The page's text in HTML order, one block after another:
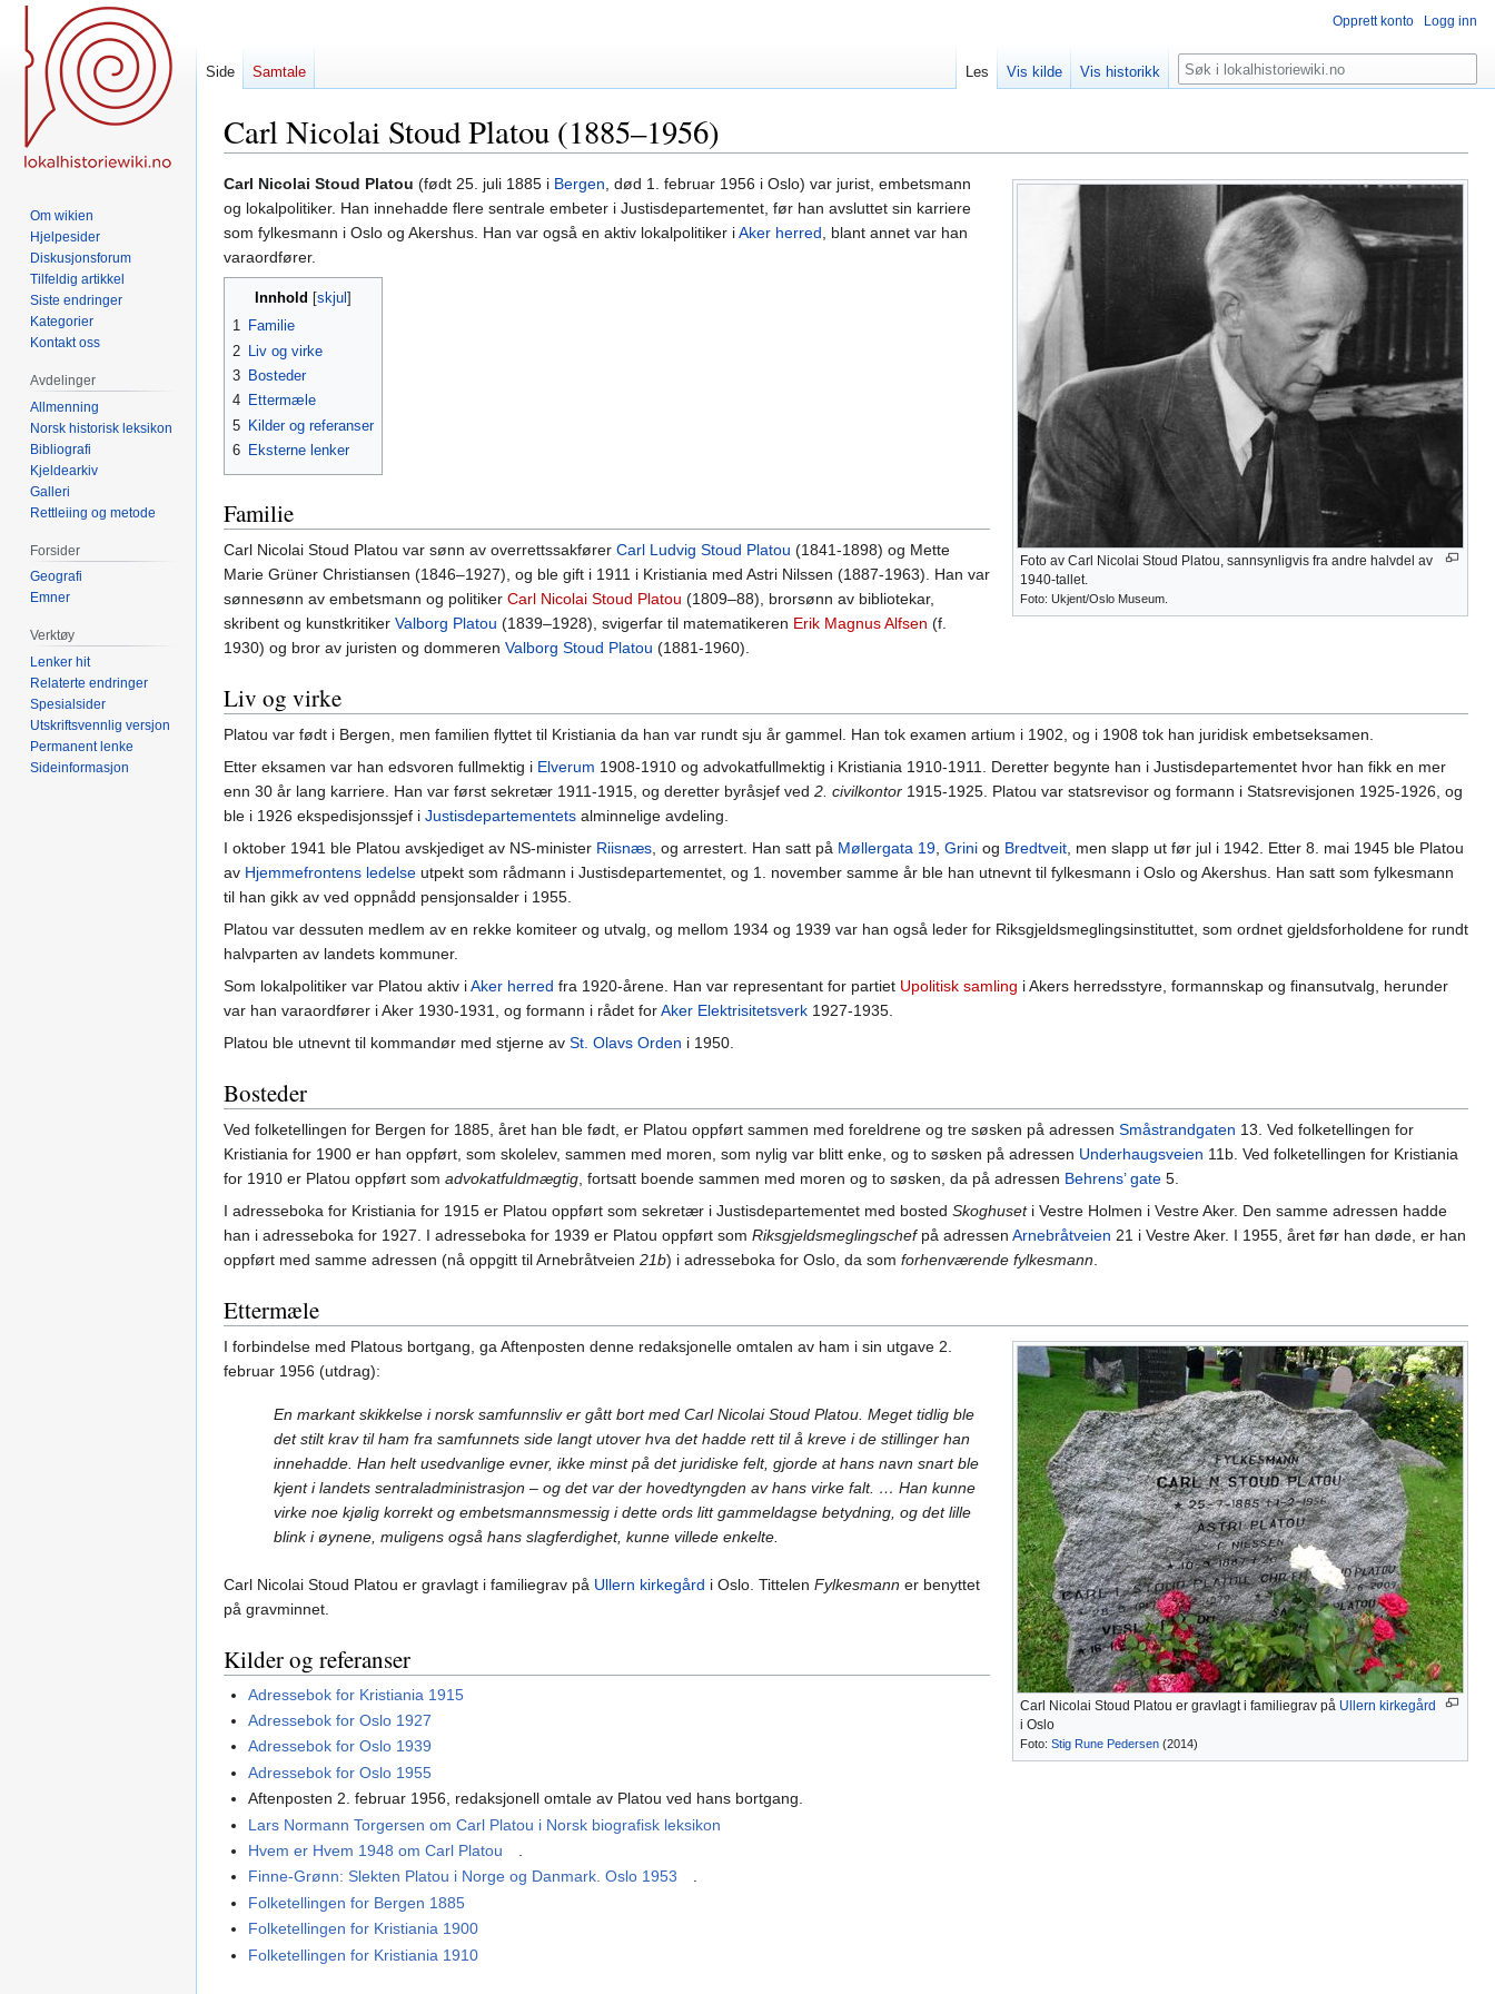
Carl Nicolai Stoud Platou (1885–1956)
Hopp
til
navigering
Hopp
til
søk
Foto av Carl Nicolai Stoud Platou, sannsynligvis fra andre halvdel av
1940-tallet.
Foto: Ukjent/Oslo Museum.
Carl Nicolai Stoud Platou (født 25. juli 1885 i Bergen, død 1. februar 1956 i Oslo) var jurist, embetsmann
og lokalpolitiker. Han innehadde flere sentrale embeter i Justisdepartementet, før han avsluttet sin karriere
som fylkesmann i Oslo og Akershus. Han var også en aktiv lokalpolitiker iAker herred, blant annet var han
varaordfører.
Innhold
1 Familie
2
Liv og virke
3 Bosteder
4 Ettermæle
5 Kilder og referanser
6 Eksterne lenker
Familie
Carl Nicolai Stoud Platou var sønn av overrettssakfører Carl Ludvig Stoud Platou (1841-1898) og Mette
Marie Grüner Christiansen (1846–1927), og ble gift i 1911 i Kristiania med Astri Nilssen (1887-1963). Han var
sønnesønn av embetsmann og politiker Carl Nicolai Stoud Platou (1809–88), brorsønn av bibliotekar,
skribent og kunstkritiker Valborg Platou (1839–1928), svigerfar til matematikeren Erik Magnus Alfsen (f.
1930) og bror av juristen og dommeren Valborg Stoud Platou (1881-1960).
Liv og virke
Platou var født i Bergen, men familien flyttet til Kristiania da han var rundt sju år gammel. Han tok examen artium i 1902, og i 1908 tok han juridisk embetseksamen.
Etter eksamen var han edsvoren fullmektig i Elverum 1908-1910 og advokatfullmektig i Kristiania 1910-1911. Deretter begynte han i Justisdepartementet hvor han fikk en mer
enn 30 år lang karriere. Han var først sekretær 1911-1915, og deretter byråsjef ved 2. civilkontor 1915-1925. Platou var statsrevisor og formann i Statsrevisjonen 1925-1926, og
ble i 1926 ekspedisjonssjef i Justisdepartementets alminnelige avdeling.
I oktober 1941 ble Platou avskjediget av NS-minister Riisnæs, og arrestert. Han satt på Møllergata 19, Grini og Bredtveit, men slapp ut før jul i 1942. Etter 8. mai 1945 ble Platou
av Hjemmefrontens ledelse utpekt som rådmann i Justisdepartementet, og 1. november samme år ble han utnevnt til fylkesmann i Oslo og Akershus. Han satt som fylkesmann
til han gikk av ved oppnådd pensjonsalder i 1955.
Platou var dessuten medlem av en rekke komiteer og utvalg, og mellom 1934 og 1939 var han også leder for Riksgjeldsmeglingsinstituttet, som ordnet gjeldsforholdene for rundt
halvparten av landets kommuner.
Som lokalpolitiker var Platou aktiv iAker herred fra 1920-årene. Han var representant for partiet Upolitisk samling i Akers herredsstyre, formannskap og finansutvalg, herunder
var han varaordfører i Aker 1930-1931, og formann i rådet forAker Elektrisitetsverk 1927-1935.
Platou ble utnevnt til kommandør med stjerne av St. Olavs Orden i 1950.
Bosteder
Ved folketellingen for Bergen for 1885, året han ble født, er Platou oppført sammen med foreldrene og tre søsken på adressen Småstrandgaten 13. Ved folketellingen for
Kristiania for 1900 er han oppført, som skolelev, sammen med moren, som nylig var blitt enke, og to søsken på adressen Underhaugsveien 11b. Ved folketellingen for Kristiania
for 1910 er Platou oppført som advokatfuldmægtig, fortsatt boende sammen med moren og to søsken, da på adressen Behrens’ gate 5.
I adresseboka for Kristiania for 1915 er Platou oppført som sekretær i Justisdepartementet med bosted Skoghuseti Vestre Holmen i Vestre Aker. Den samme adressen hadde
han i adresseboka for 1927. I adresseboka for 1939 er Platou oppført som Riksgjeldsmeglingschefpå adressen Arnebråtveien 21 i Vestre Aker. I 1955, året før han døde, er han
oppført med samme adressen (nå oppgitt til Arnebråtveien 21b) i adresseboka for Oslo, da som forhenværende fylkesmann.
Ettermæle
Carl Nicolai Stoud Platou er gravlagt i familiegrav på Ullern kirkegård
i Oslo
Foto: Stig Rune Pedersen (2014)
I forbindelse med Platous bortgang, ga Aftenposten denne redaksjonelle omtalen av ham i sin utgave 2.
februar 1956 (utdrag):
En markant skikkelse i norsk samfunnsliv er gått bort med Carl Nicolai Stoud Platou. Meget tidlig ble
det stilt krav til ham fra samfunnets side langt utover hva det hadde rett til å kreve i de stillinger han
innehadde. Han helt usedvanlige evner, ikke minst på det juridiske felt, gjorde at hans navn snart ble
kjent i landets sentraladministrasjon – og det var der hovedtyngden av hans virke falt. … Han kunne
virke noe kjølig korrekt og embetsmannsmessig i dette ords litt gammeldagse betydning, og det lille
blink i øynene, muligens også hans slagferdighet, kunne villede enkelte.
Carl Nicolai Stoud Platou er gravlagt i familiegrav på Ullern kirkegård i Oslo. Tittelen Fylkesmann er benyttet
på gravminnet.
Kilder og referanser
Adressebok for Kristiania 1915
Adressebok for Oslo 1927
Adressebok for Oslo 1939
Adressebok for Oslo 1955
Aftenposten 2. februar 1956, redaksjonell omtale av Platou ved hans bortgang.
Lars Normann Torgersen om Carl Platou i Norsk biografisk leksikon
Hvem er Hvem 1948 om Carl Platou
Finne-Grønn: Slekten Platou i Norge og Danmark. Oslo 1953
.
Folketellingen for Bergen 1885
Folketellingen for Kristiania 1900
Folketellingen for Kristiania 1910
Opprett konto Logg inn
Side Samtale Les Vis kilde Vis historikk Søk
Om wikien
Hjelpesider
Diskusjonsforum
Tilfeldig artikkel
Siste endringer
Kategorier
Kontakt oss
Avdelinger
Allmenning
Norsk historisk leksikon
Bibliografi
Kjeldearkiv
Galleri
Rettleiing og metode
Forsider
Geografi
Emner
Verktøy
Lenker hit
Relaterte endringer
Spesialsider
Utskriftsvennlig versjon
Permanent lenke
Sideinformasjon